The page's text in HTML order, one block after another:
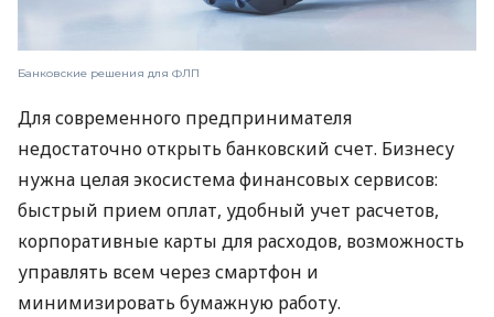
Банковские решения для ФЛП
Для современного предпринимателя
недостаточно открыть банковский счет. Бизнесу
нужна целая экосистема финансовых сервисов:
быстрый прием оплат, удобный учет расчетов,
корпоративные карты для расходов, возможность
управлять всем через смартфон и
минимизировать бумажную работу.